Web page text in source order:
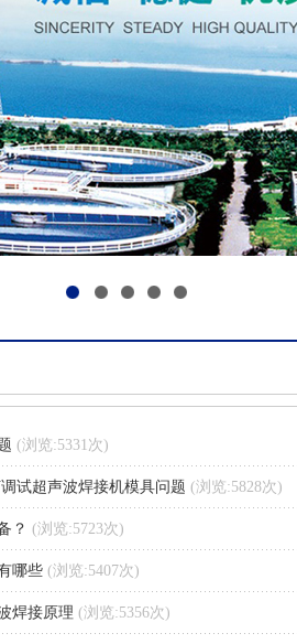
(浏览:5331次)
试超声波焊接机模具问题 (浏览:5828次)
？ (浏览:5723次)
哪些 (浏览:5407次)
焊接原理 (浏览:5356次)